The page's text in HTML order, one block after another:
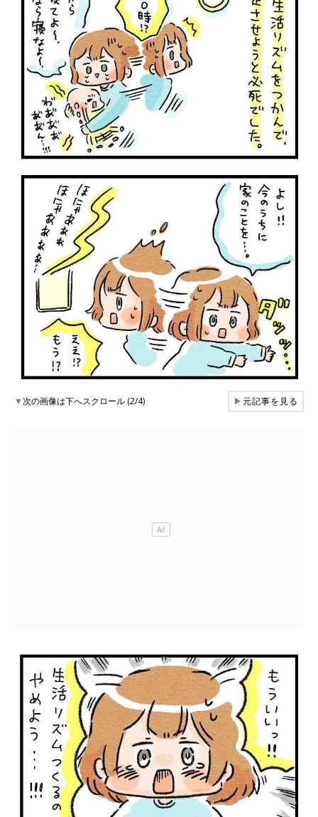
▼次の画像は下へスクロール (2/4) ▶元記事を見る